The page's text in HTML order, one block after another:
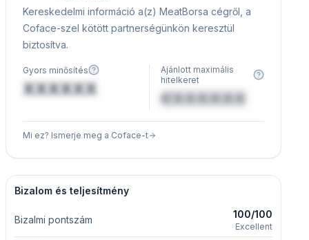
Kereskedelmi információ a(z) MeatBorsa cégről, a
Coface-szel kötött partnerségünkön keresztül
biztosítva.
Gyors minősítés
XXXXXX
Ajánlott maximális
hitelkeret
€XXXXXX
Mi ez? Ismerje meg a Coface-t
Bizalom és teljesítmény
Bizalmi pontszám 100/100
Excellent